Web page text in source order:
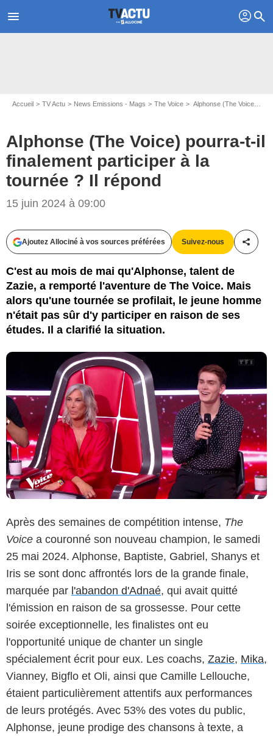
menu profil search
Accueil TV Actu News Emissions - Mags The Voice Alphonse (The Voice) pourra-t-il finalement participer à la tournée ? Il répond
Alphonse (The Voice) pourra-t-il
finalement participer à la
tournée ? Il répond
15 juin 2024 à 09:00
Ajoutez Allociné à vos sources préférées Suivez-nous
C'est au mois de mai qu'Alphonse, talent de
Zazie, a remporté l'aventure de The Voice. Mais
alors qu'une tournée se profilait, le jeune homme
n'était pas sûr d'y participer en raison de ses
études. Il a clarifié la situation.
Après des semaines de compétition intense, The
Voice a couronné son nouveau champion, le samedi
25 mai 2024. Alphonse, Baptiste, Gabriel, Shanys et
Iris se sont donc affrontés lors de la grande finale,
marquée par l'abandon d'Adnaé, qui avait quitté
l'émission en raison de sa grossesse. Pour cette
soirée exceptionnelle, les finalistes ont eu
l'opportunité unique de chanter un single
spécialement écrit pour eux. Les coachs, Zazie, Mika,
Vianney, Bigflo et Oli, ainsi que Camille Lellouche,
étaient particulièrement attentifs aux performances
de leurs protégés. Avec 53% des votes du public,
Alphonse, jeune prodige des chansons à texte, a